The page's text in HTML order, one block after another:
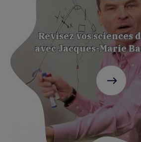
Revisez vos sciences
avec Jacques-Marie
C'est
parti
!